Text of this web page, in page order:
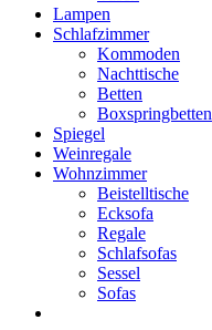
Lampen
Schlafzimmer
Kommoden
Nachttische
Betten
Boxspringbetten
Spiegel
Weinregale
Wohnzimmer
Beistelltische
Ecksofa
Regale
Schlafsofas
Sessel
Sofas